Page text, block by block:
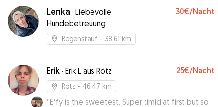
Lenka · Liebevolle
Hundebetreuung
30€/Nacht
Regenstauf - 38.61 km
Erik · Erik L aus Rötz 25€/Nacht
Rötz - 46.47 km
“Effy is the sweetest. Super timid at first but so